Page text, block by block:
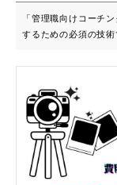
「管理職向けコーチ
するための必須の技
ことができます。本
することで、部下に
とができるようになります。 ■こんな方におすすめです
して部下のマネジメ
職 ・組織全体の育成
など 専門的な理論に基づいた研修設計を行なっています 企業の状況を丁
寧にヒアリングした